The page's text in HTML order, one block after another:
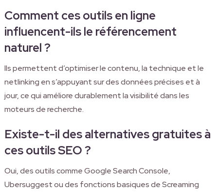
Comment ces outils en ligne
influencent-ils le référencement
naturel ?
Ils permettent d’optimiser le contenu, la technique et le
netlinking en s’appuyant sur des données précises et à
jour, ce qui améliore durablement la visibilité dans les
moteurs de recherche.
Existe-t-il des alternatives gratuites à
ces outils SEO ?
Oui, des outils comme Google Search Console,
Ubersuggest ou des fonctions basiques de Screaming